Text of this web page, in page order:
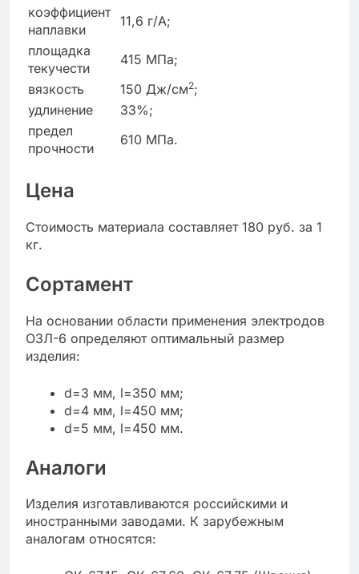
коэффициент
наплавки
11,6 г/А;
площадка
текучести
415 МПа;
вязкость
150 Дж/см2;
удлинение
33%;
предел
прочности
610 МПа.
Цена
Стоимость материала составляет 180 руб. за 1
кг.
Сортамент
На основании области применения электродов
ОЗЛ-6 определяют оптимальный размер
изделия:
d=3 мм, l=350 мм;
d=4 мм, l=450 мм;
d=5 мм, l=450 мм.
Аналоги
Изделия изготавливаются российскими и
иностранными заводами. К зарубежным
аналогам относятся: